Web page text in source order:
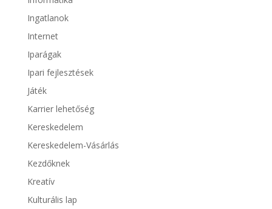
Ingatlanok
Internet
Iparágak
Ipari fejlesztések
Játék
Karrier lehetőség
Kereskedelem
Kereskedelem-Vásárlás
Kezdőknek
Kreatív
Kulturális lap